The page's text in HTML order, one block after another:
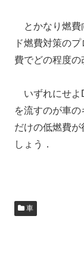
とかなり燃費
ド燃費対策の
費でどの程度の
いずれにせよ
を流すのが車
だけの低燃費
しょう．
車